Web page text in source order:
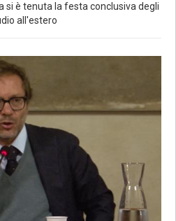
si è tenuta la festa conclusiva degli
all'estero